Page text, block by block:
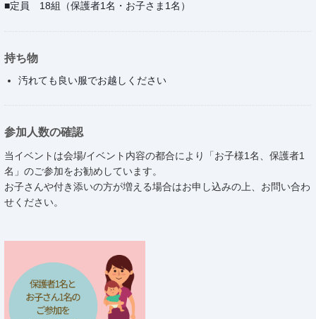
■定員 18組（保護者1名・お子さま1名）
持ち物
汚れても良い服でお越しください
参加人数の確認
当イベントは会場/イベント内容の都合により「お子様1名、保護者1
名」のご参加をお勧めしています。
お子さんや付き添いの方が増える場合はお申し込みの上、お問い合わ
せください。